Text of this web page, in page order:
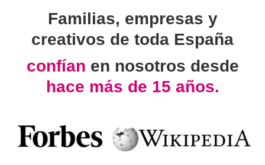
Familias, empresas y
creativos de toda España
confían en nosotros desde
hace más de 15 años.